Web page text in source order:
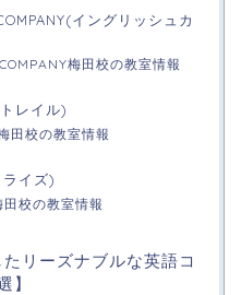
イングリッシュカ
梅田校の教室情報
レイル)
田校の教室情報
イズ)
田校の教室情報
リーズナブルな英語コ
】